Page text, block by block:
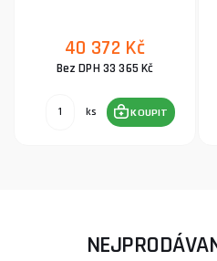
40 372 Kč
Bez DPH 33 365 Kč
ks KOUPIT